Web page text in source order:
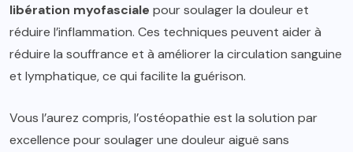
libération myofasciale pour soulager la douleur et
réduire l’inflammation. Ces techniques peuvent aider à
réduire la souffrance et à améliorer la circulation sanguine
et lymphatique, ce qui facilite la guérison.
Vous l’aurez compris, l’ostéopathie est la solution par
excellence pour soulager une douleur aiguë sans